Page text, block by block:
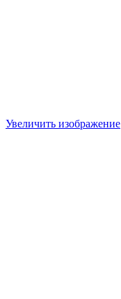
Увеличить изображение